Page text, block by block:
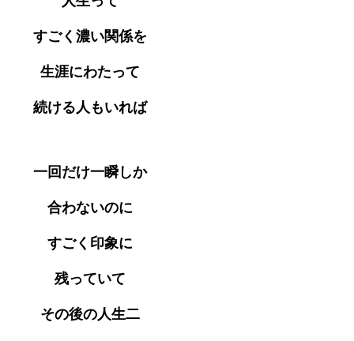
すごく濃い関係を
生涯にわたって
続ける人もいれば
一回だけ一瞬しか
合わないのに
すごく印象に
残っていて
その後の人生二